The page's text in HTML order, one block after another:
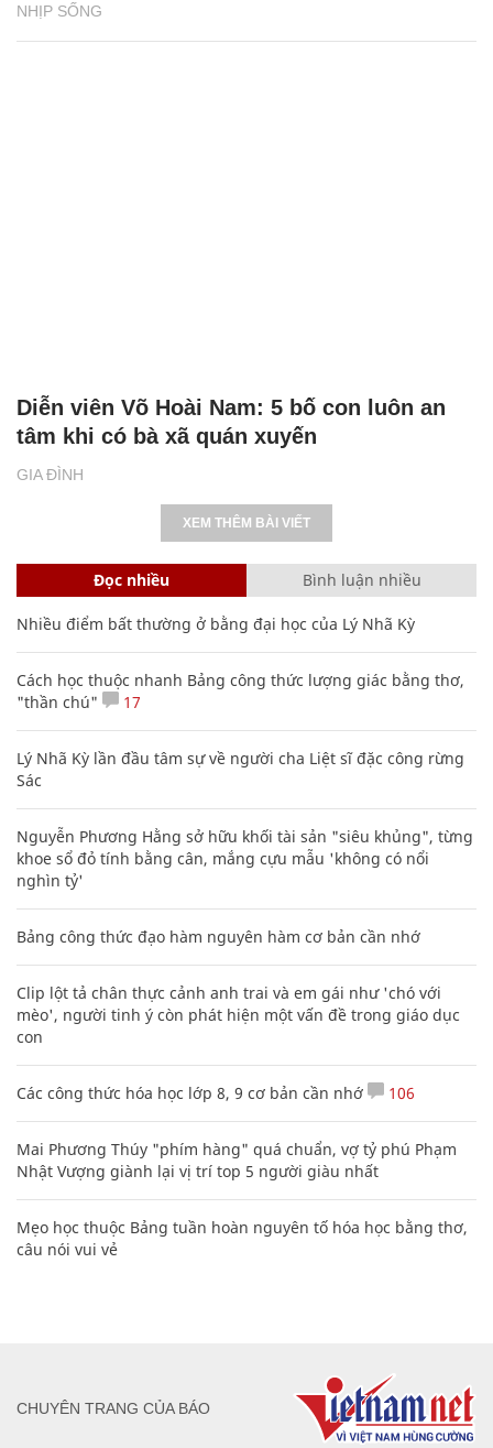
NHỊP SỐNG
GIA ĐÌNH
Diễn viên Võ Hoài Nam: 5 bố con luôn an
tâm khi có bà xã quán xuyến
XEM THÊM BÀI VIẾT
Đọc nhiều Bình luận nhiều
Nhiều điểm bất thường ở bằng đại học của Lý Nhã Kỳ
Cách học thuộc nhanh Bảng công thức lượng giác bằng thơ,
"thần chú"
17
Lý Nhã Kỳ lần đầu tâm sự về người cha Liệt sĩ đặc công rừng
Sác
Nguyễn Phương Hằng sở hữu khối tài sản "siêu khủng", từng
khoe sổ đỏ tính bằng cân, mắng cựu mẫu 'không có nổi
nghìn tỷ'
Bảng công thức đạo hàm nguyên hàm cơ bản cần nhớ
Clip lột tả chân thực cảnh anh trai và em gái như 'chó với
mèo', người tinh ý còn phát hiện một vấn đề trong giáo dục
con
Các công thức hóa học lớp 8, 9 cơ bản cần nhớ 106
Mai Phương Thúy "phím hàng" quá chuẩn, vợ tỷ phú Phạm
Nhật Vượng giành lại vị trí top 5 người giàu nhất
Mẹo học thuộc Bảng tuần hoàn nguyên tố hóa học bằng thơ,
câu nói vui vẻ
CHUYÊN TRANG CỦA BÁO